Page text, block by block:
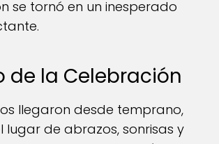
se tornó en un inesperado
de la Celebración
llegaron desde temprano,
lugar de abrazos, sonrisas y